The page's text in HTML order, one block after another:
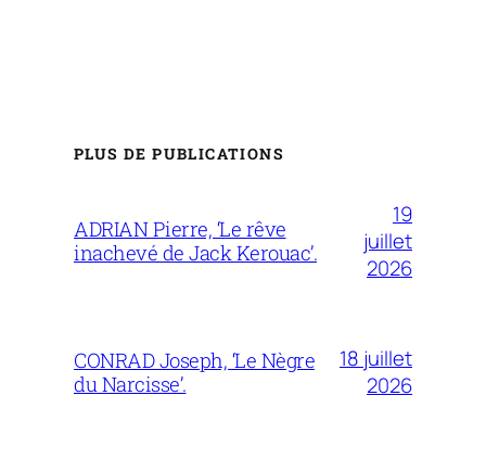
PLUS DE PUBLICATIONS
ADRIAN Pierre, ‘Le rêve
inachevé de Jack Kerouac’.
19
juillet
2026
CONRAD Joseph, ‘Le Nègre
du Narcisse’.
18 juillet
2026